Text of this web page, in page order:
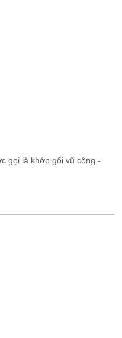
gọi là khớp gối vũ công -